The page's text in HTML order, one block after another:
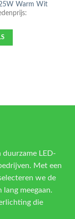
Warm Wit
LED-
Met een
we de
lang meegaan.
die